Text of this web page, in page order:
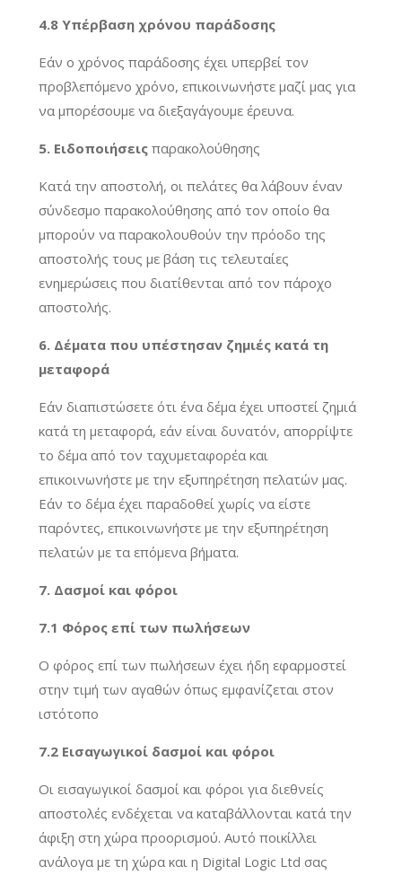
4.8 Υπέρβαση χρόνου παράδοσης
Εάν ο χρόνος παράδοσης έχει υπερβεί τον
προβλεπόμενο χρόνο, επικοινωνήστε μαζί μας για
να μπορέσουμε να διεξαγάγουμε έρευνα.
5. Ειδοποιήσεις παρακολούθησης
Κατά την αποστολή, οι πελάτες θα λάβουν έναν
σύνδεσμο παρακολούθησης από τον οποίο θα
μπορούν να παρακολουθούν την πρόοδο της
αποστολής τους με βάση τις τελευταίες
ενημερώσεις που διατίθενται από τον πάροχο
αποστολής.
6. Δέματα που υπέστησαν ζημιές κατά τη
μεταφορά
Εάν διαπιστώσετε ότι ένα δέμα έχει υποστεί ζημιά
κατά τη μεταφορά, εάν είναι δυνατόν, απορρίψτε
το δέμα από τον ταχυμεταφορέα και
επικοινωνήστε με την εξυπηρέτηση πελατών μας.
Εάν το δέμα έχει παραδοθεί χωρίς να είστε
παρόντες, επικοινωνήστε με την εξυπηρέτηση
πελατών με τα επόμενα βήματα.
7. Δασμοί και φόροι
7.1 Φόρος επί των πωλήσεων
Ο φόρος επί των πωλήσεων έχει ήδη εφαρμοστεί
στην τιμή των αγαθών όπως εμφανίζεται στον
ιστότοπο
7.2 Εισαγωγικοί δασμοί και φόροι
Οι εισαγωγικοί δασμοί και φόροι για διεθνείς
αποστολές ενδέχεται να καταβάλλονται κατά την
άφιξη στη χώρα προορισμού. Αυτό ποικίλλει
ανάλογα με τη χώρα και η Digital Logic Ltd σας